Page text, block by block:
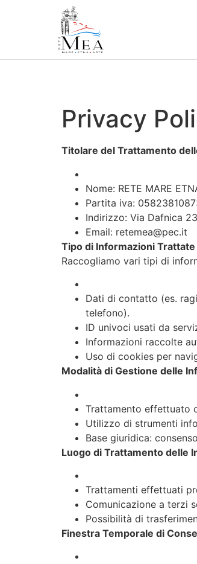
Privacy
Titolare del Trattamento
Nome: RETE MARE
Partita iva:
Indirizzo: Via Dafnica
Email: retemea@pec.it
Tipo di Informazioni Trattate
Raccogliamo vari tipi di
Dati di contatto (es.
telefono).
ID univoci usati da
Informazioni raccolte
Uso di cookies per
Modalità di Gestione delle
Trattamento effettuato
Utilizzo di strumenti
Base giuridica:
Luogo di Trattamento delle
Trattamenti effettuati
Comunicazione a terzi
Possibilità di
Finestra Temporale di